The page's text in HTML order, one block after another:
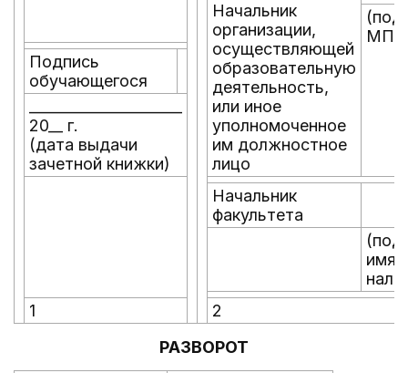
Начальник
организации,
осуществляющей
образовательную
деятельность,
или иное
уполномоченное
им должностное
лицо
МП
Подпись
обучающегося
20__ г.
(дата выдачи
зачетной книжки)
Начальник
факультета
имя,
1
2
РАЗВОРОТ